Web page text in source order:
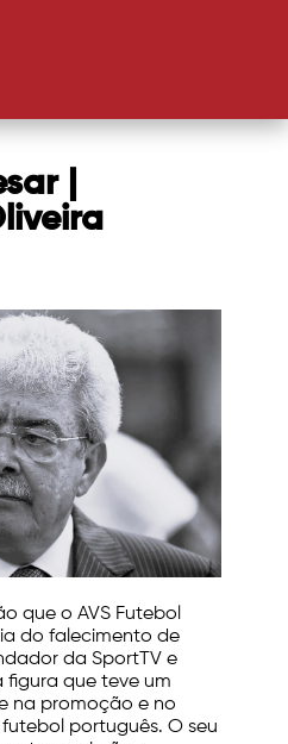
|
que o AVS Futebol
do falecimento de
da SportTV e
figura que teve um
na promoção e no
português. O seu